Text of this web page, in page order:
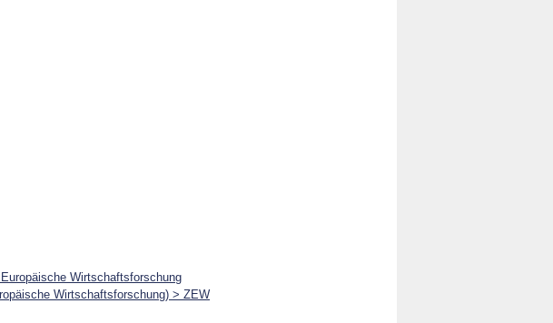
Wirtschaftsforschung
Wirtschaftsforschung) > ZEW